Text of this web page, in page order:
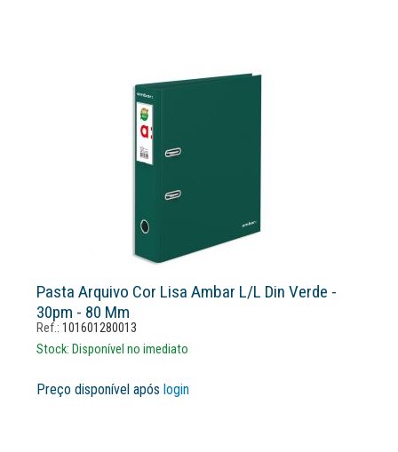
Pasta Arquivo Cor Lisa Ambar L/l Din Verde -
30pm - 80 Mm
Ref.: 101601280013
Stock: Disponível no imediato
Preço disponível após login